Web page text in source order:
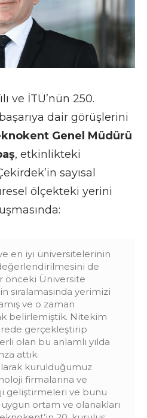
ve İTÜ’nün 250.
dair görüşlerini
Genel Müdürü
, etkinlikteki
sayısal
ölçekteki yerini
en iyi üniversitelerinin
de
önceki Üniversite
sıralamasında yerimizi
ve o zaman
belirlemiştik. Nitekim
gerçekleştirip
olan bu anlamlı yılda
attık.
kurulduğumuz
firmalarına ve
geliştirmeleri ve bunu
ortam ve olanakları